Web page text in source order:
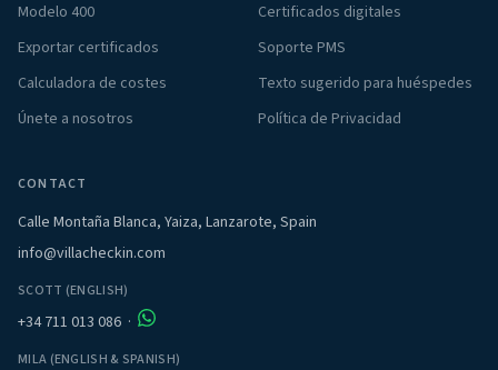
Modelo 400
Certificados digitales
Exportar certificados
Soporte PMS
Calculadora de costes
Texto sugerido para huéspedes
Únete a nosotros
Política de Privacidad
CONTACT
Calle Montaña Blanca, Yaiza, Lanzarote, Spain
info@villacheckin.com
SCOTT (ENGLISH)
+34 711 013 086 ·
MILA (ENGLISH & SPANISH)